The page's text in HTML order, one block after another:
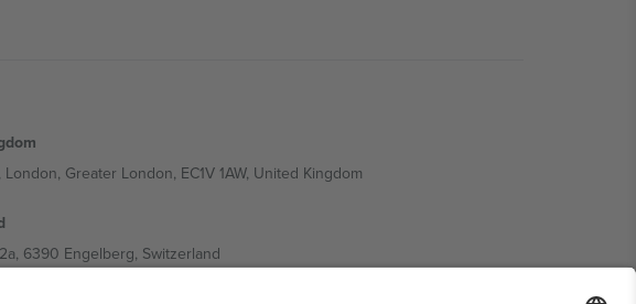
London, Greater London, EC1V 1AW, United Kingdom
6390 Engelberg, Switzerland